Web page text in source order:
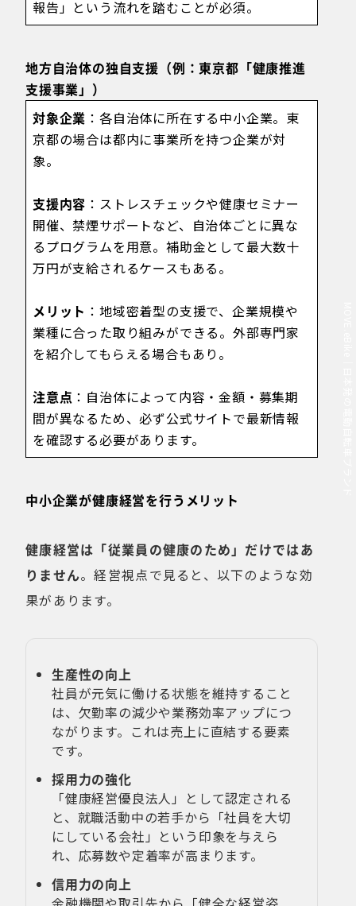
報告」という流れを踏むことが必須。
地方自治体の独自支援（例：東京都「健康推進
支援事業」）
対象企業 ：各自治体に所在する中小企業。東
京都の場合は都内に事業所を持つ企業が対
象。
支援内容 ：ストレスチェックや健康セミナー
開催、禁煙サポートなど、自治体ごとに異な
るプログラムを用意。補助金として最大数十
万円が支給されるケースもある。
メリット ：地域密着型の支援で、企業規模や
業種に合った取り組みができる。外部専門家
を紹介してもらえる場合もあり。
注意点 ：自治体によって内容・金額・募集期
間が異なるため、必ず公式サイトで最新情報
を確認する必要があります。
中小企業が健康経営を行うメリット
健康経営は「従業員の健康のため」だけではあ
りません。経営視点で見ると、以下のような効
果があります。
生産性の向上
社員が元気に働ける状態を維持すること
は、欠勤率の減少や業務効率アップにつ
ながります。これは売上に直結する要素
です。
採用力の強化
「健康経営優良法人」として認定される
と、就職活動中の若手から「社員を大切
にしている会社」という印象を与えら
れ、応募数や定着率が高まります。
信用力の向上